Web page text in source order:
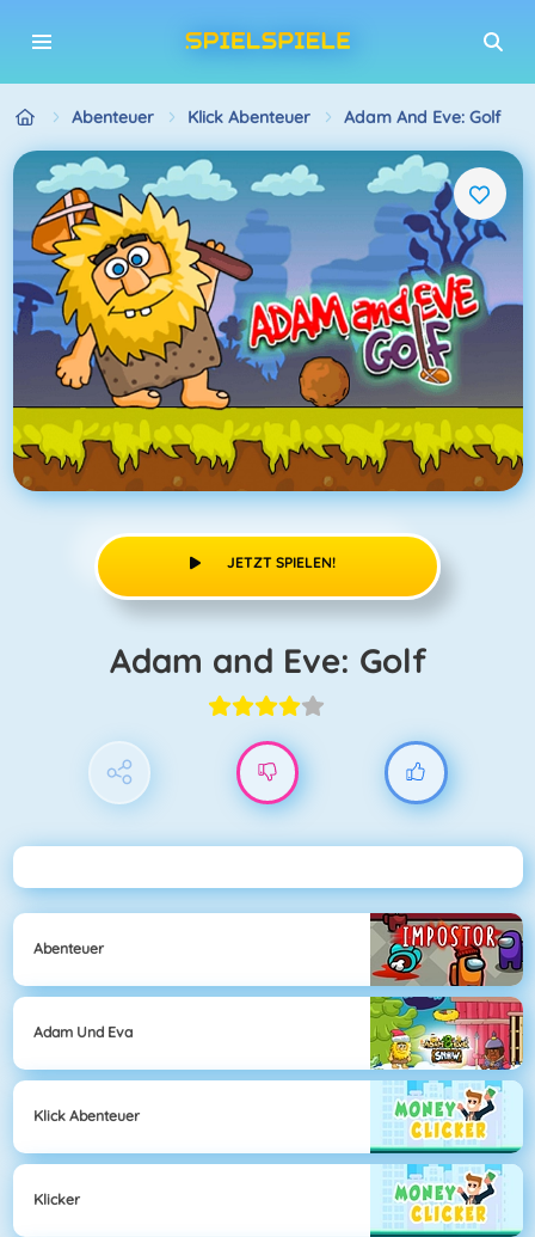
Abenteuer Klick Abenteuer Adam And Eve: Golf
JETZT SPIELEN!
Adam and Eve: Golf
Abenteuer
Adam Und Eva
Klick Abenteuer
Klicker